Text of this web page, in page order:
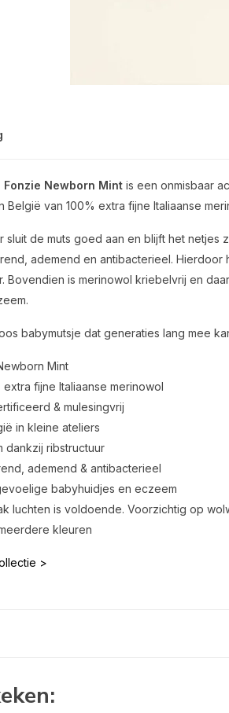
Fonzie Newborn Mint is een onmisbaar
België van 100% extra fijne Italiaanse
sluit de muts goed aan en blijft het netjes
ademend en antibacterieel. Hierdoor
Bovendien is merinowol kriebelvrij en
babymutsje dat generaties lang mee
Mint
extra fijne Italiaanse merinowol
& mulesingvrij
in kleine ateliers
dankzij ribstructuur
ademend & antibacterieel
babyhuidjes en eczeem
luchten is voldoende. Voorzichtig op
kleuren
>